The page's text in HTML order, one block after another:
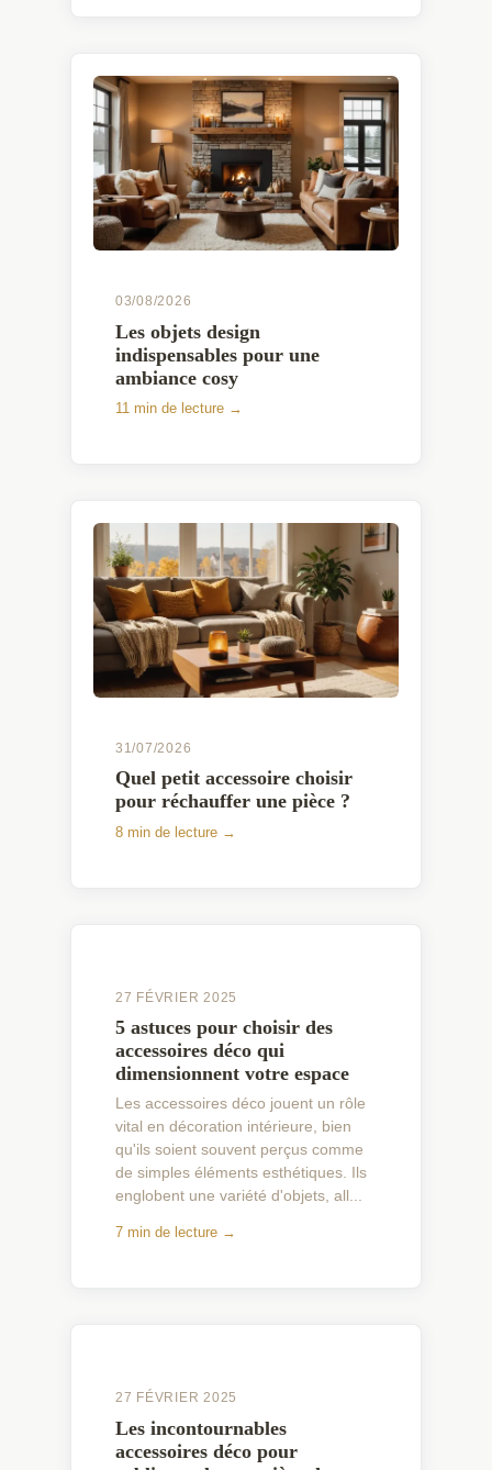
03/08/2026
Les objets design
indispensables pour une
ambiance cosy
11 min de lecture →
31/07/2026
Quel petit accessoire choisir
pour réchauffer une pièce ?
8 min de lecture →
27 FÉVRIER 2025
5 astuces pour choisir des
accessoires déco qui
dimensionnent votre espace
Les accessoires déco jouent un rôle
vital en décoration intérieure, bien
qu'ils soient souvent perçus comme
de simples éléments esthétiques. Ils
englobent une variété d'objets, all...
7 min de lecture →
27 FÉVRIER 2025
Les incontournables
accessoires déco pour